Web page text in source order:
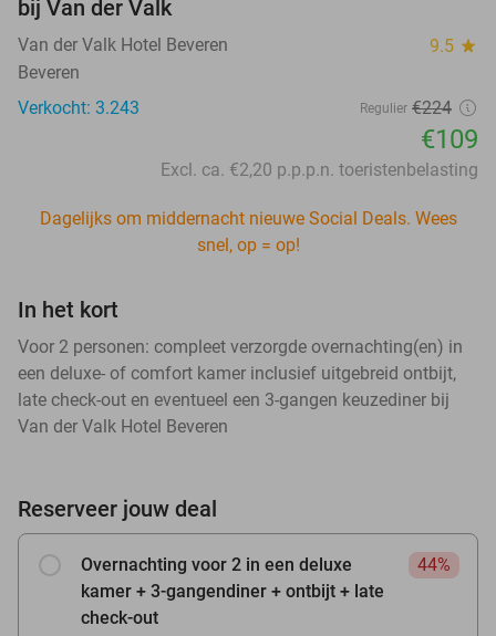
bij Van der Valk
Van der Valk Hotel Beveren 9.5 star
Beveren
Verkocht: 3.243
Regulier €224
€109
Excl. ca. €2,20 p.p.p.n. toeristenbelasting
Dagelijks om middernacht nieuwe Social Deals. Wees
snel, op = op!
In het kort
Voor 2 personen: compleet verzorgde overnachting(en) in
een deluxe- of comfort kamer inclusief uitgebreid ontbijt,
late check-out en eventueel een 3-gangen keuzediner bij
Van der Valk Hotel Beveren
Reserveer jouw deal
Overnachting voor 2 in een deluxe
kamer + 3-gangendiner + ontbijt + late
check-out
44%